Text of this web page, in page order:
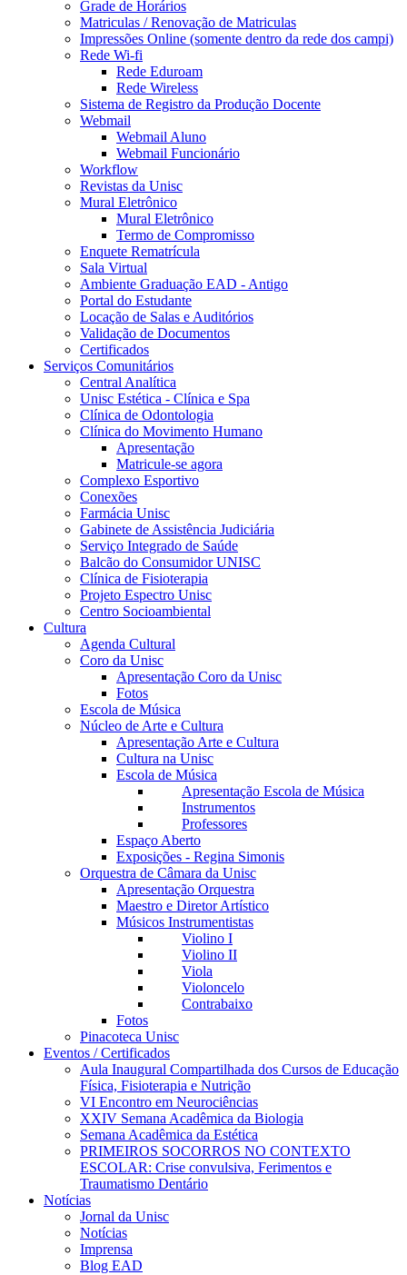
Grade de Horários
Matriculas / Renovação de Matriculas
Impressões Online (somente dentro da rede dos campi)
Rede Wi-fi
Rede Eduroam
Rede Wireless
Sistema de Registro da Produção Docente
Webmail
Webmail Aluno
Webmail Funcionário
Workflow
Revistas da Unisc
Mural Eletrônico
Mural Eletrônico
Termo de Compromisso
Enquete Rematrícula
Sala Virtual
Ambiente Graduação EAD - Antigo
Portal do Estudante
Locação de Salas e Auditórios
Validação de Documentos
Certificados
Serviços Comunitários
Central Analítica
Unisc Estética - Clínica e Spa
Clínica de Odontologia
Clínica do Movimento Humano
Apresentação
Matricule-se agora
Complexo Esportivo
Conexões
Farmácia Unisc
Gabinete de Assistência Judiciária
Serviço Integrado de Saúde
Balcão do Consumidor UNISC
Clínica de Fisioterapia
Projeto Espectro Unisc
Centro Socioambiental
Cultura
Agenda Cultural
Coro da Unisc
Apresentação Coro da Unisc
Fotos
Escola de Música
Núcleo de Arte e Cultura
Apresentação Arte e Cultura
Cultura na Unisc
Escola de Música
Apresentação Escola de Música
Instrumentos
Professores
Espaço Aberto
Exposições - Regina Simonis
Orquestra de Câmara da Unisc
Apresentação Orquestra
Maestro e Diretor Artístico
Músicos Instrumentistas
Violino I
Violino II
Viola
Violoncelo
Contrabaixo
Fotos
Pinacoteca Unisc
Eventos / Certificados
Aula Inaugural Compartilhada dos Cursos de Educação
Física, Fisioterapia e Nutrição
VI Encontro em Neurociências
XXIV Semana Acadêmica da Biologia
Semana Acadêmica da Estética
PRIMEIROS SOCORROS NO CONTEXTO
ESCOLAR: Crise convulsiva, Ferimentos e
Traumatismo Dentário
Notícias
Jornal da Unisc
Notícias
Imprensa
Blog EAD